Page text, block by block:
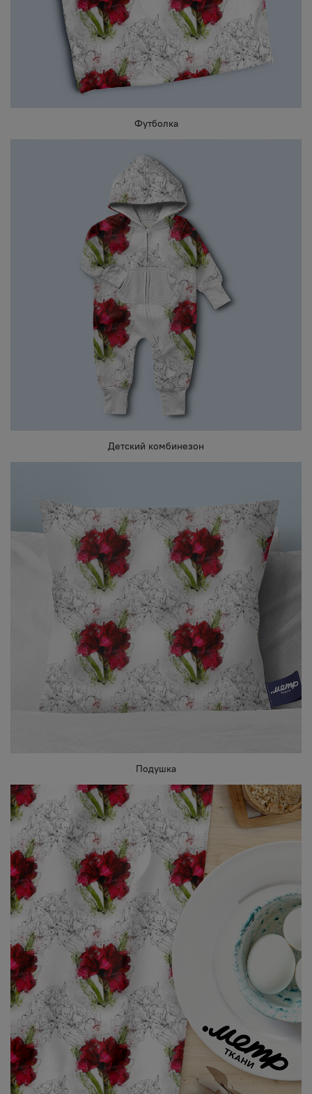
Футболка
Детский комбинезон
Подушка